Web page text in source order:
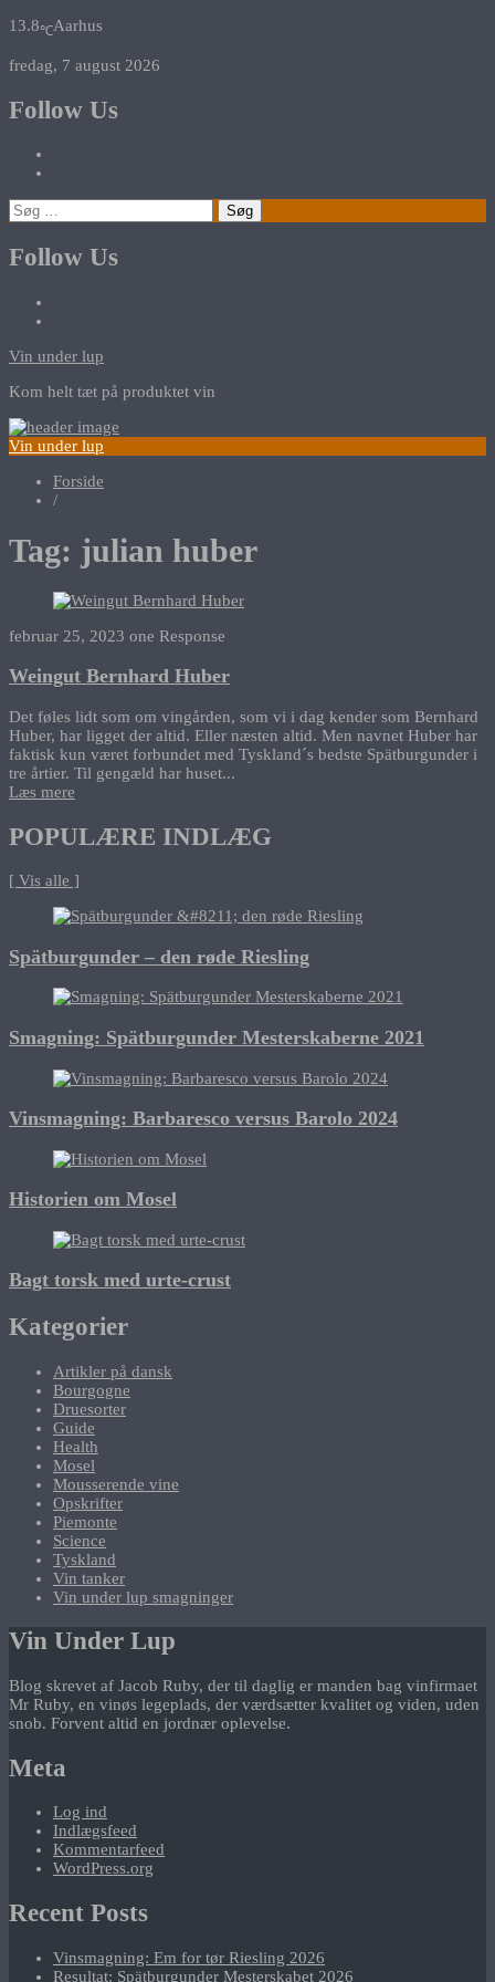
13.8℃Aarhus
fredag, 7 august 2026
Follow Us
Søg
efter:
Follow Us
Vin under lup
Kom helt tæt på produktet vin
Vin under lup
Forside
/
Tag: julian huber
februar 25, 2023 one Response
Weingut Bernhard Huber
Det føles lidt som om vingården, som vi i dag kender som Bernhard
Huber, har ligget der altid. Eller næsten altid. Men navnet Huber har
faktisk kun været forbundet med Tyskland´s bedste Spätburgunder i
tre årtier. Til gengæld har huset...
Læs mere
POPULÆRE INDLÆG
[ Vis alle ]
Spätburgunder – den røde Riesling
Smagning: Spätburgunder Mesterskaberne 2021
Vinsmagning: Barbaresco versus Barolo 2024
Historien om Mosel
Bagt torsk med urte-crust
Kategorier
Artikler på dansk
Bourgogne
Druesorter
Guide
Health
Mosel
Mousserende vine
Opskrifter
Piemonte
Science
Tyskland
Vin tanker
Vin under lup smagninger
Vin Under Lup
Blog skrevet af Jacob Ruby, der til daglig er manden bag vinfirmaet
Mr Ruby, en vinøs legeplads, der værdsætter kvalitet og viden, uden
snob. Forvent altid en jordnær oplevelse.
Meta
Log ind
Indlægsfeed
Kommentarfeed
WordPress.org
Recent Posts
Vinsmagning: Em for tør Riesling 2026
Resultat: Spätburgunder Mesterskabet 2026